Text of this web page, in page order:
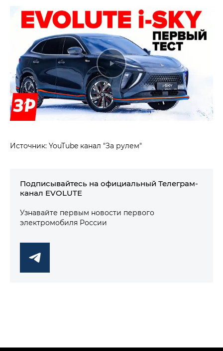
Источник: YouTube канал "За рулем"
Подписывайтесь на официальный Телеграм-
канал EVOLUTE
Узнавайте первым новости первого
электромобиля России